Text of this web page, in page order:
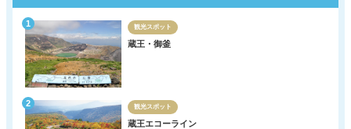
観光スポット
蔵王・御釜
観光スポット
蔵王エコーライン